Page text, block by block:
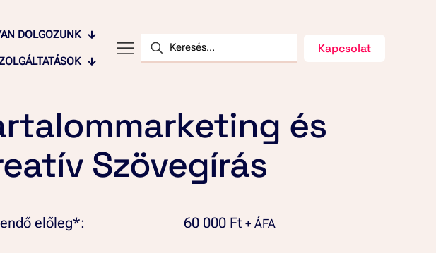
DOLGOZUNK
Kapcsolat
és
Szövegírás
előleg*: 60 000 Ft + ÁFA